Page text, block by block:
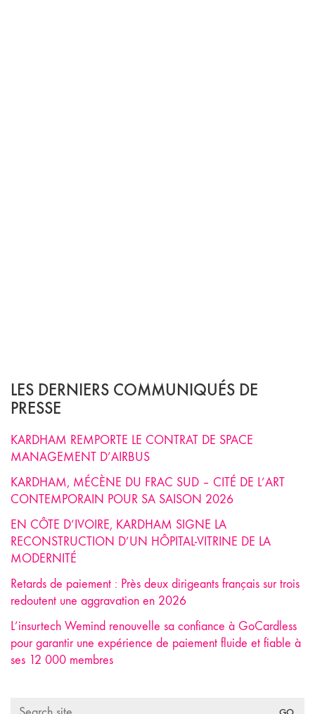
LES DERNIERS COMMUNIQUÉS DE
PRESSE
KARDHAM REMPORTE LE CONTRAT DE SPACE
MANAGEMENT D’AIRBUS
KARDHAM, MÉCÈNE DU FRAC SUD – CITÉ DE L’ART
CONTEMPORAIN POUR SA SAISON 2026
EN CÔTE D’IVOIRE, KARDHAM SIGNE LA
RECONSTRUCTION D’UN HÔPITAL-VITRINE DE LA
MODERNITÉ
Retards de paiement : Près deux dirigeants français sur trois
redoutent une aggravation en 2026
L’insurtech Wemind renouvelle sa confiance à GoCardless
pour garantir une expérience de paiement fluide et fiable à
ses 12 000 membres
Search